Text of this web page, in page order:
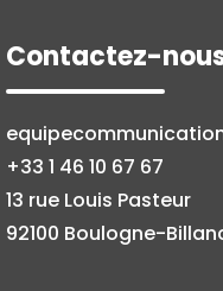
Contactez-
+33 1 46 10 67 67
13 rue Louis Pasteur
92100 Boulogne-